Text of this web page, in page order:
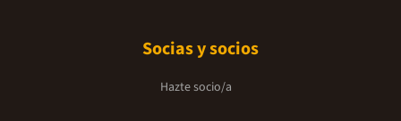
Socias y socios
Hazte socio/a